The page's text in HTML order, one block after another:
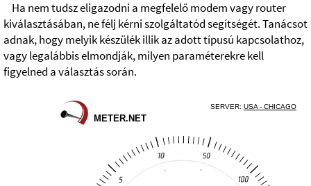
Ha nem tudsz eligazodni a megfelelő modem vagy router
kiválasztásában, ne félj kérni szolgáltatód segítségét. Tanácsot
adnak, hogy melyik készülék illik az adott típusú kapcsolathoz,
vagy legalábbis elmondják, milyen paraméterekre kell
figyelned a választás során.